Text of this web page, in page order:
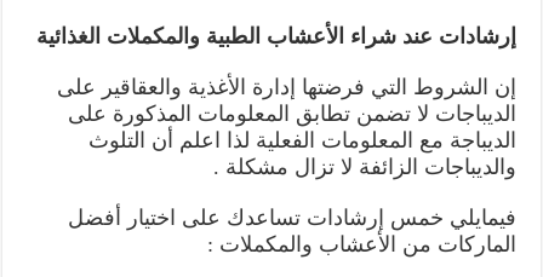
إرشادات عند شراء الأعشاب الطبية والمكملات الغذائية
إن الشروط التي فرضتها إدارة الأغذية والعقاقير على
الديباجات لا تضمن تطابق المعلومات المذكورة على
الديباجة مع المعلومات الفعلية لذا اعلم أن التلوث
والديباجات الزائفة لا تزال مشكلة .
فيمايلي خمس إرشادات تساعدك على اختيار أفضل
الماركات من الأعشاب والمكملات :